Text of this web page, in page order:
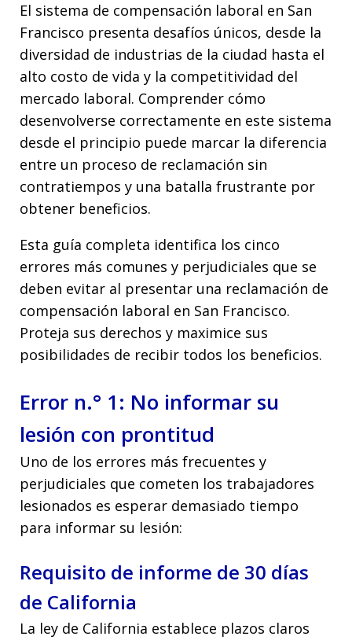
El sistema de compensación laboral en San
Francisco presenta desafíos únicos, desde la
diversidad de industrias de la ciudad hasta el
alto costo de vida y la competitividad del
mercado laboral. Comprender cómo
desenvolverse correctamente en este sistema
desde el principio puede marcar la diferencia
entre un proceso de reclamación sin
contratiempos y una batalla frustrante por
obtener beneficios.
Esta guía completa identifica los cinco
errores más comunes y perjudiciales que se
deben evitar al presentar una reclamación de
compensación laboral en San Francisco.
Proteja sus derechos y maximice sus
posibilidades de recibir todos los beneficios.
Error n.° 1: No informar su
lesión con prontitud
Uno de los errores más frecuentes y
perjudiciales que cometen los trabajadores
lesionados es esperar demasiado tiempo
para informar su lesión:
Requisito de informe de 30 días
de California
La ley de California establece plazos claros